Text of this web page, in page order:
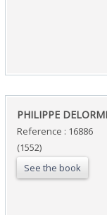
‎PHILIPPE
Reference : 16886
(1552)
See the book